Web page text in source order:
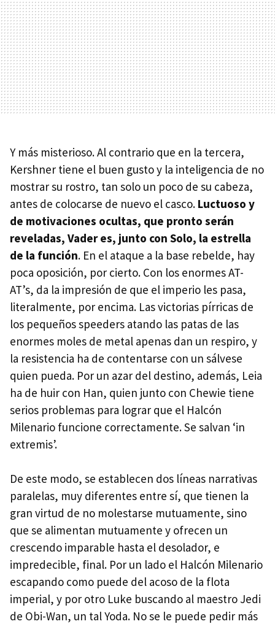
Y más misterioso. Al contrario que en la tercera,
Kershner tiene el buen gusto y la inteligencia de no
mostrar su rostro, tan solo un poco de su cabeza,
antes de colocarse de nuevo el casco. Luctuoso y
de motivaciones ocultas, que pronto serán
reveladas, Vader es, junto con Solo, la estrella
de la función. En el ataque a la base rebelde, hay
poca oposición, por cierto. Con los enormes AT-
AT’s, da la impresión de que el imperio les pasa,
literalmente, por encima. Las victorias pírricas de
los pequeños speeders atando las patas de las
enormes moles de metal apenas dan un respiro, y
la resistencia ha de contentarse con un sálvese
quien pueda. Por un azar del destino, además, Leia
ha de huir con Han, quien junto con Chewie tiene
serios problemas para lograr que el Halcón
Milenario funcione correctamente. Se salvan ‘in
extremis’.
De este modo, se establecen dos líneas narrativas
paralelas, muy diferentes entre sí, que tienen la
gran virtud de no molestarse mutuamente, sino
que se alimentan mutuamente y ofrecen un
crescendo imparable hasta el desolador, e
impredecible, final. Por un lado el Halcón Milenario
escapando como puede del acoso de la flota
imperial, y por otro Luke buscando al maestro Jedi
de Obi-Wan, un tal Yoda. No se le puede pedir más